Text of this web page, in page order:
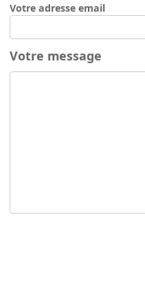
Votre adresse email
Votre message